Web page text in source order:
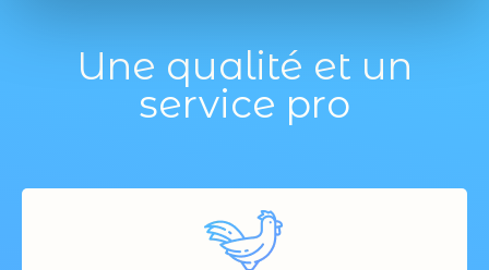
Une qualité et un
service pro